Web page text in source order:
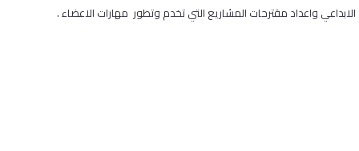
الابداعي واعداد مقترحات المشاريع التي تخدم وتطور مهارات الاعضاء .